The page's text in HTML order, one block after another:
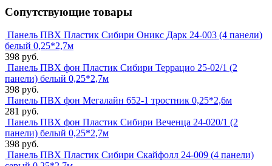
Сопутствующие товары
Панель ПВХ Пластик Сибири Оникс Дарк 24-003 (4 панели)
белый 0,25*2,7м
398 руб.
Панель ПВХ фон Пластик Сибири Террацио 25-02/1 (2
панели) белый 0,25*2,7м
398 руб.
Панель ПВХ фон Мегалайн 652-1 тростник 0,25*2,6м
281 руб.
Панель ПВХ фон Пластик Сибири Веченца 24-020/1 (2
панели) белый 0,25*2,7м
398 руб.
Панель ПВХ Пластик Сибири Скайфолл 24-009 (4 панели)